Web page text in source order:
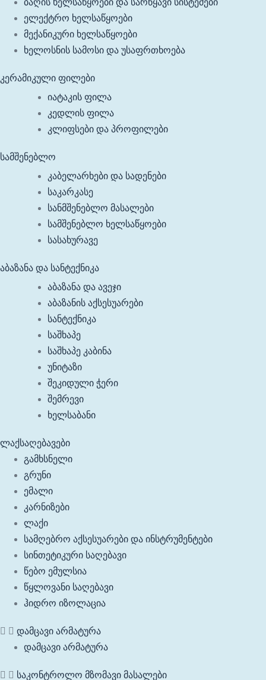
ბაღის ხელსაწყოები და სარწყავი სისტემები
ელექტრო ხელსაწყოები
მექანიკური ხელსაწყოები
ხელოსნის სამოსი და უსაფრთხოება
კერამიკული ფილები
იატაკის ფილა
კედლის ფილა
კლიფსები და პროფილები
სამშენებლო
კაბელარხები და სადენები
საკარკასე
სანმშენებლო მასალები
სამშენებლო ხელსაწყოები
სასახურავე
აბაზანა და სანტექნიკა
აბაზანა და ავეჯი
აბაზანის აქსესუარები
სანტექნიკა
საშხაპე
საშხაპე კაბინა
უნიტაზი
შეკიდული ჭერი
შემრევი
ხელსაბანი
ლაქსაღებავები
გამხსნელი
გრუნი
ემალი
კარნიზები
ლაქი
სამღებრო აქსესუარები და ინსტრუმენტები
სინთეტიკური საღებავი
წებო ემულსია
წყლოვანი საღებავი
ჰიდრო იზოლაცია
დამცავი არმატურა
დამცავი არმატურა
საკონტროლო მზომავი მასალები